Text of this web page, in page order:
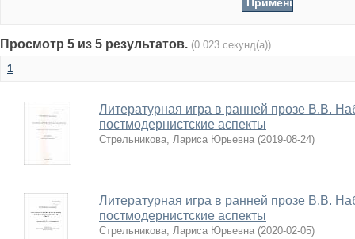
Просмотр 5 из 5 результатов. (0.023 секунд(а))
1
Литературная игра в ранней прозе В.В.
постмодернистские аспекты
Стрельникова, Лариса Юрьевна (2019-08-24)
Литературная игра в ранней прозе В.В.
постмодернистские аспекты
Стрельникова, Лариса Юрьевна (2020-02-05)